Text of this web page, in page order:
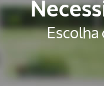
Escolha